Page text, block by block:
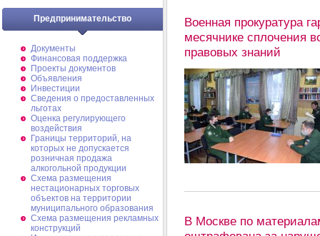
Предпринимательство
Документы
Финансовая поддержка
Проекты документов
Объявления
Инвестиции
Сведения о предоставленных
льготах
Оценка регулирующего
воздействия
Границы территорий, на
которых не допускается
розничная продажа
алкогольной продукции
Схема размещения
нестационарных торговых
объектов на территории
муниципального образования
Схема размещения рекламных
конструкций
Военная прокуратура
месячнике сплочения
правовых знаний
В Москве по